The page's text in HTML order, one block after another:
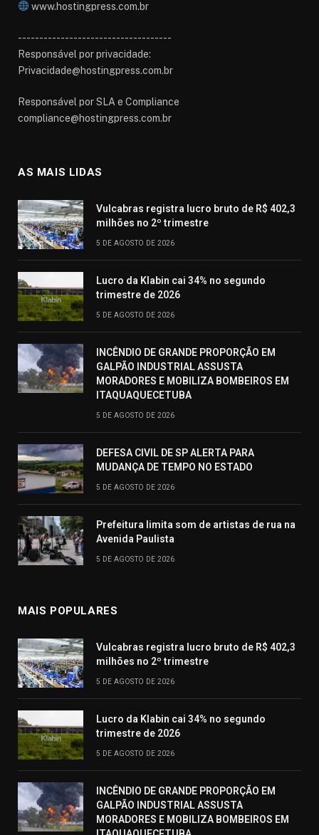
www.hostingpress.com.br⁠
------------------------------------
Responsável por privacidade:
Privacidade@hostingpress.com.br
Responsável por SLA e Compliance
compliance@hostingpress.com.br
AS MAIS LIDAS
Vulcabras registra lucro bruto de R$ 402,3
milhões no 2º trimestre
5 DE AGOSTO DE 2026
Lucro da Klabin cai 34% no segundo
trimestre de 2026
5 DE AGOSTO DE 2026
INCÊNDIO DE GRANDE PROPORÇÃO EM
GALPÃO INDUSTRIAL ASSUSTA
MORADORES E MOBILIZA BOMBEIROS EM
ITAQUAQUECETUBA
5 DE AGOSTO DE 2026
DEFESA CIVIL DE SP ALERTA PARA
MUDANÇA DE TEMPO NO ESTADO
5 DE AGOSTO DE 2026
Prefeitura limita som de artistas de rua na
Avenida Paulista
5 DE AGOSTO DE 2026
MAIS POPULARES
Vulcabras registra lucro bruto de R$ 402,3
milhões no 2º trimestre
5 DE AGOSTO DE 2026
Lucro da Klabin cai 34% no segundo
trimestre de 2026
5 DE AGOSTO DE 2026
INCÊNDIO DE GRANDE PROPORÇÃO EM
GALPÃO INDUSTRIAL ASSUSTA
MORADORES E MOBILIZA BOMBEIROS EM